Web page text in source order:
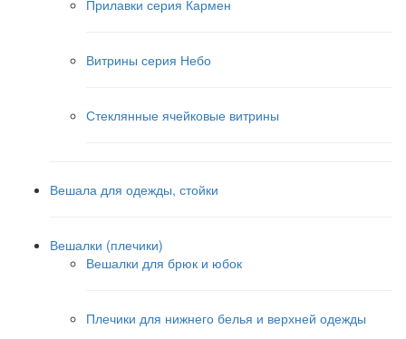
Прилавки серия Кармен
Витрины серия Небо
Стеклянные ячейковые витрины
Вешала для одежды, стойки
Вешалки (плечики)
Вешалки для брюк и юбок
Плечики для нижнего белья и верхней одежды